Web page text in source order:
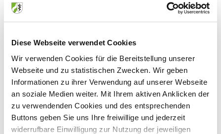
Diese Webseite verwendet Cookies
Wir verwenden Cookies für die Bereitstellung unserer
Webseite und zu statistischen Zwecken. Wir geben
Informationen zu ihrer Verwendung auf unserer Webseite
an soziale Medien weiter. Mit Ihrem aktiven Anklicken der
zu verwendenden Cookies und des entsprechenden
Buttons geben Sie uns Ihre freiwillige und jederzeit
widerrufbare Einwilligung zur Nutzung der jeweiligen
Haus der Technik e.V
Hollestr. 1, 45127 Essen
Anbieter:
Haus der Technik e.V